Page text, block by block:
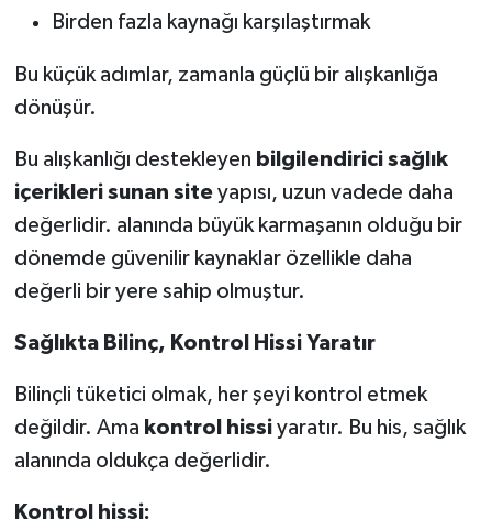
Birden fazla kaynağı karşılaştırmak
Bu küçük adımlar, zamanla güçlü bir alışkanlığa
dönüşür.
Bu alışkanlığı destekleyen bilgilendirici sağlık
içerikleri sunan siteyapısı, uzun vadede daha
değerlidir. alanında büyük karmaşanın olduğu bir
dönemde güvenilir kaynaklar özellikle daha
değerli bir yere sahip olmuştur.
Sağlıkta Bilinç, Kontrol Hissi Yaratır
Bilinçli tüketici olmak, her şeyi kontrol etmek
değildir. Ama kontrol hissiyaratır. Bu his, sağlık
alanında oldukça değerlidir.
Kontrol hissi: